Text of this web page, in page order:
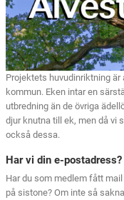
Projektets huvudinriktning
kommun. Eken intar en
utbredning än de övriga
djur knutna till ek, men då vi
också dessa.
Har vi din e-postadress?
Har du som medlem fått
på sistone? Om inte så